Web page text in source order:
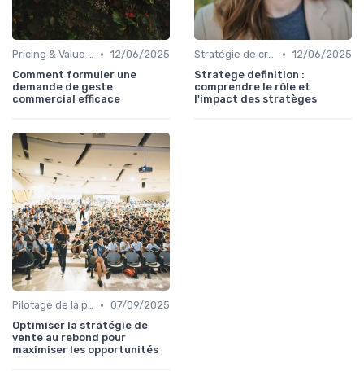
Pricing & Value Proposition • 12/06/2025
Comment formuler une
demande de geste
commercial efficace
Stratégie de croissance B2B • 12/06/2025
Stratege definition :
comprendre le rôle et
l'impact des stratèges
Pilotage de la performance commerciale • 07/09/2025
Optimiser la stratégie de
vente au rebond pour
maximiser les opportunités